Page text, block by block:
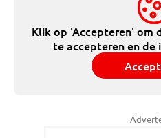
Klik op 'Accepteren' om
te accepteren en de